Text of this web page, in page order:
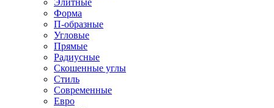
Элитные
Форма
П-образные
Угловые
Прямые
Радиусные
Скошенные углы
Стиль
Современные
Евро